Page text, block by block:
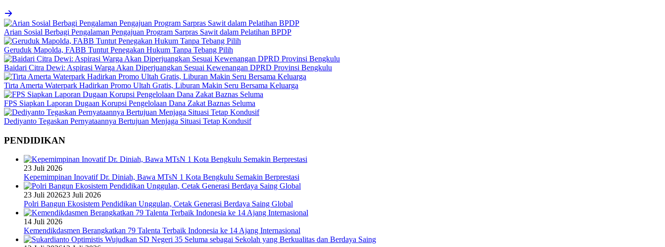
Arian Sosial Berbagi Pengalaman Pengajuan Program Sarpras Sawit dalam Pelatihan BPDP
Geruduk Mapolda, FABB Tuntut Penegakan Hukum Tanpa Tebang Pilih
Baidari Citra Dewi: Aspirasi Warga Akan Diperjuangkan Sesuai Kewenangan DPRD Provinsi Bengkulu
Tirta Amerta Waterpark Hadirkan Promo Ultah Gratis, Liburan Makin Seru Bersama Keluarga
FPS Siapkan Laporan Dugaan Korupsi Pengelolaan Dana Zakat Baznas Seluma
Dediyanto Tegaskan Pernyataannya Bertujuan Menjaga Situasi Tetap Kondusif
PENDIDIKAN
23 Juli 2026
Kepemimpinan Inovatif Dr. Diniah, Bawa MTsN 1 Kota Bengkulu Semakin Berprestasi
23 Juli 202623 Juli 2026
Polri Bangun Ekosistem Pendidikan Unggulan, Cetak Generasi Berdaya Saing Global
14 Juli 2026
Kemendikdasmen Berangkatkan 79 Talenta Terbaik Indonesia ke 14 Ajang Internasional